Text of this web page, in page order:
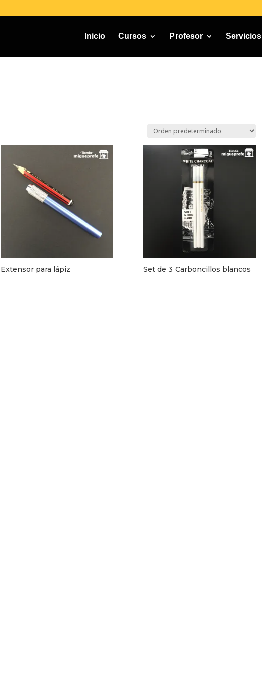
Inicio Cursos Profesor Servicios
Extensor para lápiz Set de 3 Carboncillos blancos